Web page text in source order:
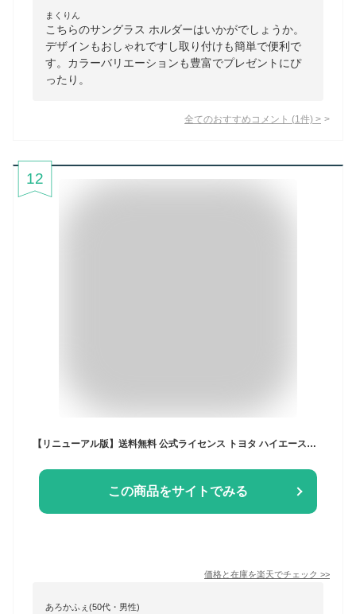
まくりん
こちらのサングラス ホルダーはいかがでしょうか。
デザインもおしゃれですし取り付けも簡単で便利で
す。カラーバリエーションも豊富でプレゼントにぴ
ったり。
全てのおすすめコメント (1 件) >
12
【リニューアル版】送料無料 公式ライセンス トヨタ ハイエース型 200系 ティッシュケース ブラック ホワイト 選べる2色 小物 HIACE 雑貨 リアル 納車祝い ギフト インテリア HIACE 白 黒 スマホスタンド ペン立て 多用途 模型
この商品をサイトでみる
価格と在庫を楽天でチェック >>
あろかふぇ(50代・男性)